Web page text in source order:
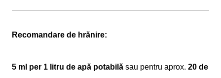
Recomandare de hrănire:
5 ml per 1 litru de apă potabilă sau pentru aprox. 20 de